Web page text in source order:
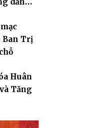
dẫn
Ban Trị
Huân
Tăng